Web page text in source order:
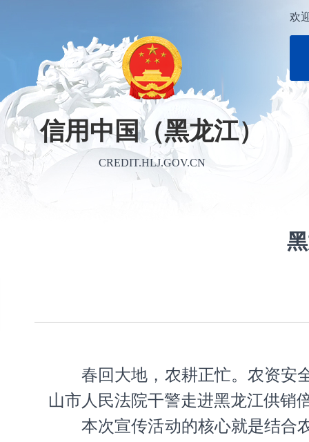
信用中国（黑龙江）
CREDIT.HLJ.GOV.CN
欢
春回大地，农耕正忙。农资安
山市人民法院干警走进黑龙江供销
本次宣传活动的核心就是结合